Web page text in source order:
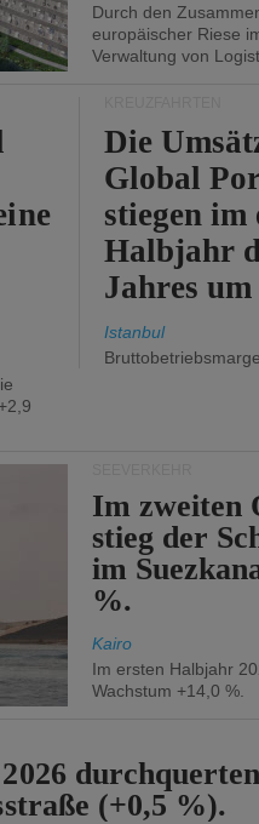
Durch den
europäischer Riese
Verwaltung von
Die
Global
stiegen im
Halbjahr
Jahres
Istanbul
Im zweiten
stieg der
im
%.
Kairo
Im ersten Halbjahr
Wachstum +14,0 %.
(+0,5 %).